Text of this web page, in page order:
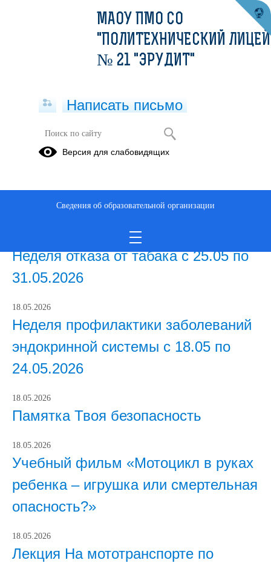
Публикации за Май 2026
9 этап Эстафеты «Мои финансы»
Просмотров всего: , сегодня
Неделя отказа от табака с 25.05 по
31.05.2026
18.05.2026
Неделя профилактики заболеваний
эндокринной системы с 18.05 по
24.05.2026
18.05.2026
Памятка Твоя безопасность
18.05.2026
Учебный фильм «Мотоцикл в руках
ребенка – игрушка или смертельная
опасность?»
18.05.2026
Лекция На мототранспорте по
МАОУ ПМО СО
"ПОЛИТЕХНИЧЕСКИЙ ЛИЦЕЙ
№ 21 "ЭРУДИТ"
Написать письмо
Версия для слабовидящих
Сведения об образовательной организации